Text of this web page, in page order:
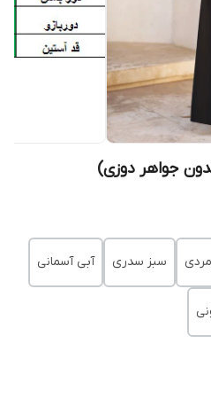
جواهر دوزی)
سبز سدری آبی آسمانی